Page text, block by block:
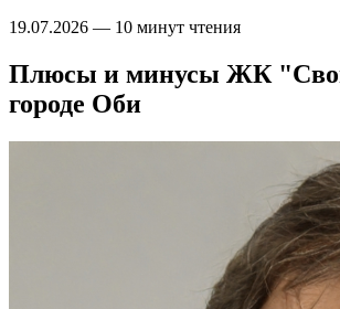
19.07.2026 — 10 минут чтения
Плюсы и минусы ЖК
городе Оби